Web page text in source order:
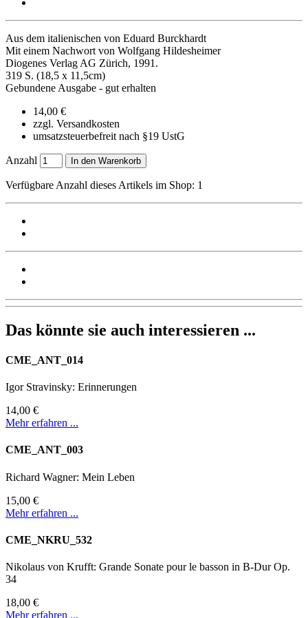
Aus dem italienischen von Eduard Burckhardt
Mit einem Nachwort von Wolfgang Hildesheimer
Diogenes Verlag AG Zürich, 1991.
319 S. (18,5 x 11,5cm)
Gebundene Ausgabe - gut erhalten
14,00 €
zzgl. Versandkosten
umsatzsteuerbefreit nach §19 UstG
Anzahl In den Warenkorb
Verfügbare Anzahl dieses Artikels im Shop: 1
Das könnte sie auch interessieren ...
CME_ANT_014
Igor Stravinsky: Erinnerungen
14,00 €
Mehr erfahren ...
CME_ANT_003
Richard Wagner: Mein Leben
15,00 €
Mehr erfahren ...
CME_NKRU_532
Nikolaus von Krufft: Grande Sonate pour le basson in B-Dur Op.
34
18,00 €
Mehr erfahren ...